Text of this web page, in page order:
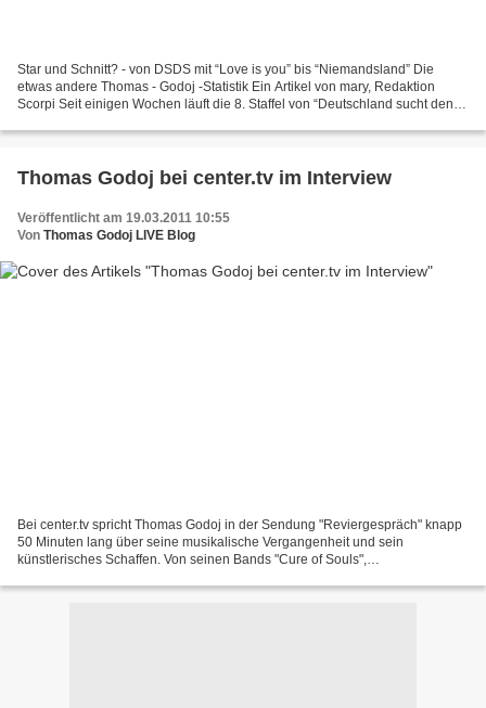
Star und Schnitt? - von DSDS mit “Love is you” bis “Niemandsland” Die
etwas andere Thomas - Godoj -Statistik Ein Artikel von mary, Redaktion
Scorpi Seit einigen Wochen läuft die 8. Staffel von “Deutschland sucht den
Thomas Godoj bei center.tv im Interview
Veröffentlicht am 19.03.2011 10:55
Von Thomas Godoj LIVE Blog
Bei center.tv spricht Thomas Godoj in der Sendung "Reviergespräch" knapp
50 Minuten lang über seine musikalische Vergangenheit und sein
künstlerisches Schaffen. Von seinen Bands "Cure of Souls",